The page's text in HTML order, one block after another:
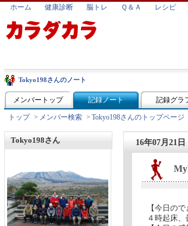
ホーム 健康診断 脳トレ Ｑ＆Ａ レシピ
Tokyo198さんのノート
メンバートップ 記録ノート 記録グラ
トップ > メンバー検索 > Tokyo198さんのトップページ
Tokyo198さん 16年07月21日
【今日ので
４時起床、